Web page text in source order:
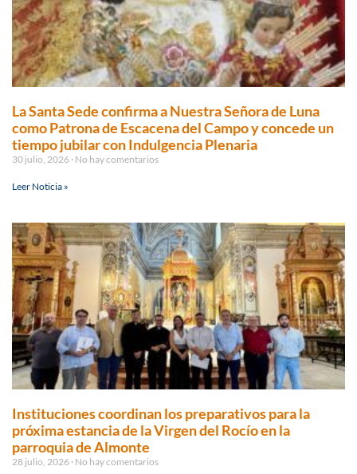
La Santa Sede confirma a Nuestra Señora de Luna
como Patrona de Escacena del Campo y concede un
tiempo jubilar con Indulgencia Plenaria
30 julio, 2026 No hay comentarios
Leer Noticia »
Instituciones coordinan los preparativos para la
próxima estancia de la Virgen del Rocío en la
parroquia de Almonte
28 julio, 2026 No hay comentarios